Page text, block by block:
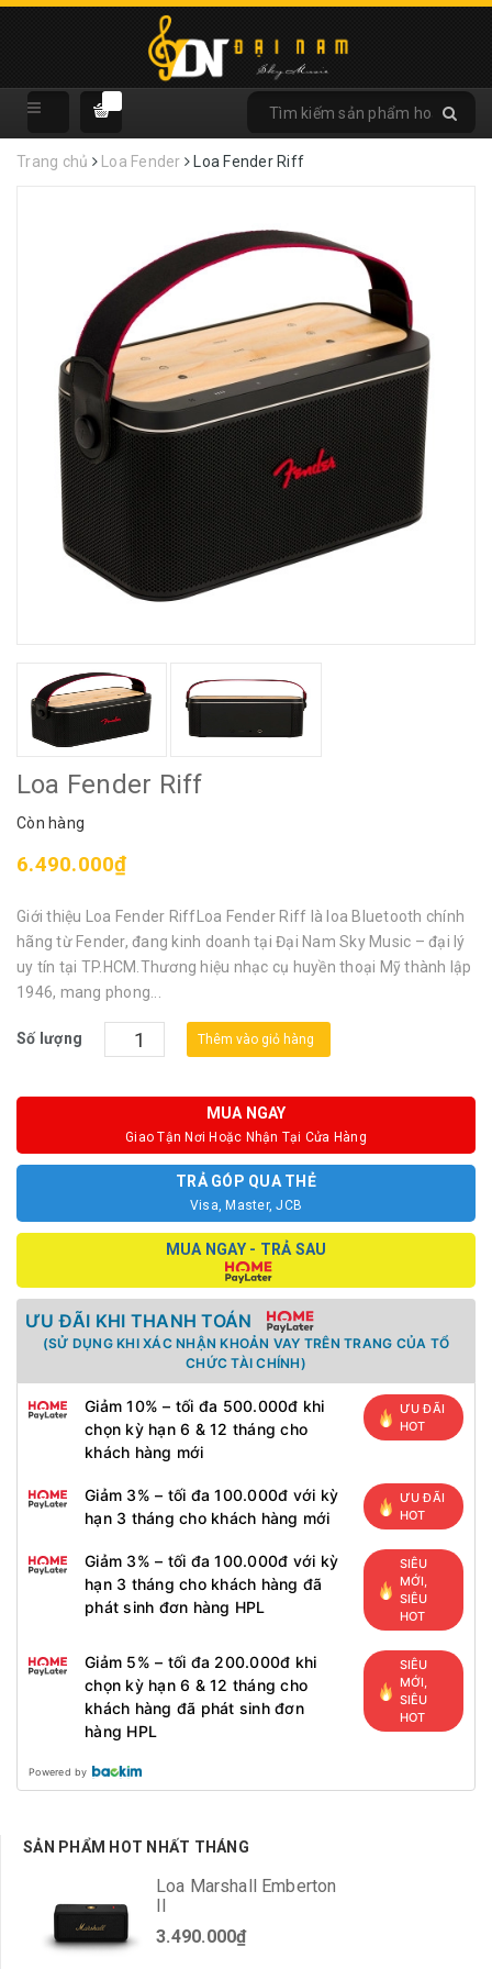
Trang chủ Loa Fender Loa Fender Riff
Loa Fender Riff
Còn hàng
6.490.000₫
Giới thiệu Loa Fender RiffLoa Fender Riff là loa Bluetooth chính
hãng từ Fender, đang kinh doanh tại Đại Nam Sky Music – đại lý
uy tín tại TP.HCM.Thương hiệu nhạc cụ huyền thoại Mỹ thành lập
1946, mang phong...
Số lượng Thêm vào giỏ hàng
MUA NGAY
Giao Tận Nơi Hoặc Nhận Tại Cửa Hàng
TRẢ GÓP QUA THẺ
Visa, Master, JCB
MUA NGAY - TRẢ SAU
ƯU ĐÃI KHI THANH TOÁN
(SỬ DỤNG KHI XÁC NHẬN KHOẢN VAY TRÊN TRANG CỦA TỔ
CHỨC TÀI CHÍNH)
Giảm 10% – tối đa 500.000đ khi
chọn kỳ hạn 6 & 12 tháng cho
khách hàng mới
ƯU ĐÃI
HOT
Giảm 3% – tối đa 100.000đ với kỳ
hạn 3 tháng cho khách hàng mới
ƯU ĐÃI
HOT
Giảm 3% – tối đa 100.000đ với kỳ
hạn 3 tháng cho khách hàng đã
phát sinh đơn hàng HPL
SIÊU
MỚI,
SIÊU
HOT
Giảm 5% – tối đa 200.000đ khi
chọn kỳ hạn 6 & 12 tháng cho
khách hàng đã phát sinh đơn
hàng HPL
SIÊU
MỚI,
SIÊU
HOT
Powered by
SẢN PHẨM HOT NHẤT THÁNG
Loa Marshall Emberton
II
3.490.000₫